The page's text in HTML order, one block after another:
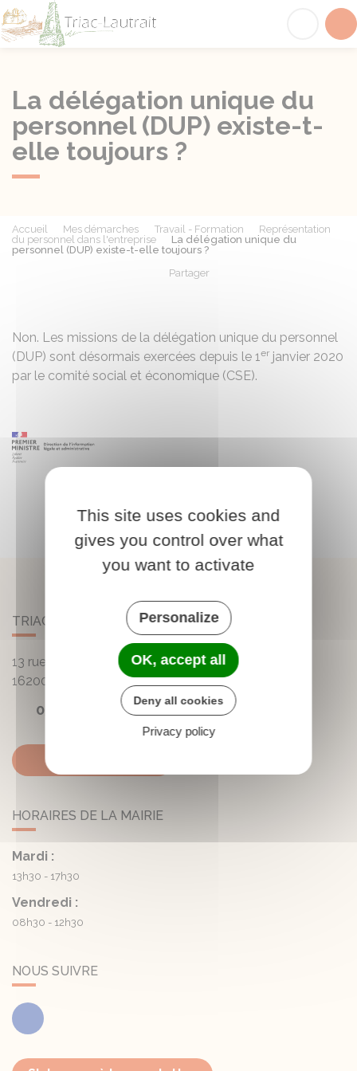
La délégation unique du
personnel (DUP) existe-t-
elle toujours ?
Accueil Mes démarches Travail - Formation
Représentation
du personnel dans l'entreprise
La délégation unique du
personnel (DUP) existe-t-elle toujours ?
Partager
Non. Les missions de la délégation unique du personnel
(DUP) sont désormais exercées depuis le 1er janvier 2020
par le comité social et économique (CSE).
TRIAC-LAUTRAIT
13 rue de la Mairie - Lautrait
16200
Triac-Lautrait
05 45 81 05 41
HORAIRES DE LA MAIRIE
Mardi :
13h30 - 17h30
Vendredi :
08h30 - 12h30
NOUS SUIVRE
Facebook
This site uses cookies and
gives you control over what
you want to activate
Personalize
OK, accept all
Deny all cookies
Privacy policy